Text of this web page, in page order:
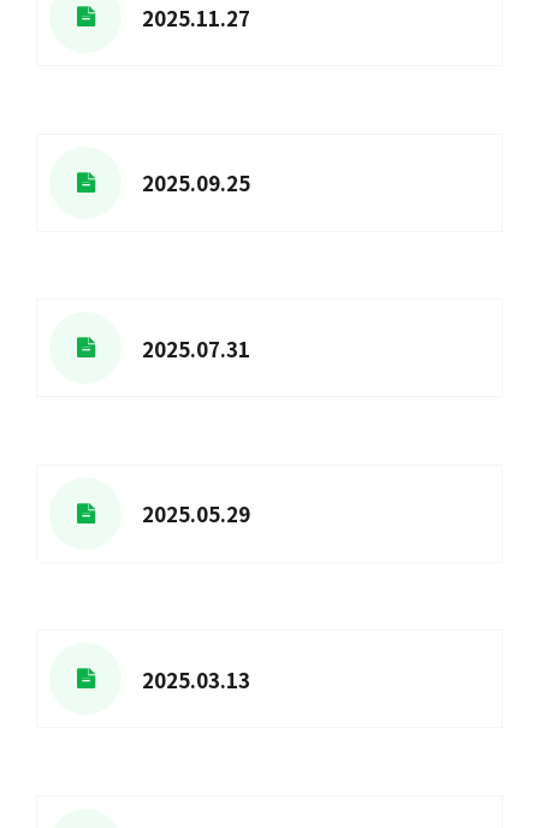
2025.11.27
2025.09.25
2025.07.31
2025.05.29
2025.03.13